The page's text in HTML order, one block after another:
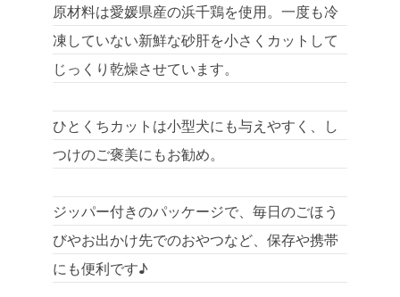
原材料は愛媛県産の浜千鶏を使用。一度も冷
凍していない新鮮な砂肝を小さくカットして
じっくり乾燥させています。
ひとくちカットは小型犬にも与えやすく、し
つけのご褒美にもお勧め。
ジッパー付きのパッケージで、毎日のごほう
びやお出かけ先でのおやつなど、保存や携帯
にも便利です♪